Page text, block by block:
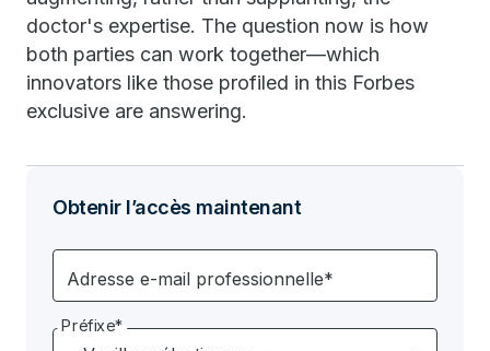
doctor's expertise. The question now is how
both parties can work together—which
innovators like those profiled in this Forbes
exclusive are answering.
Obtenir l’accès maintenant
Adresse e-mail professionnelle*
Préfixe*